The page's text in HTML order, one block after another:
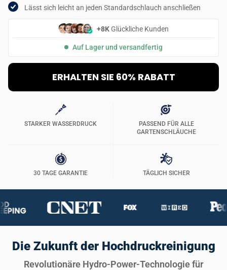
Lässt sich leicht an jeden Standardschlauch anschließen
+8KGlückliche Kunden
Auf Lager und versandfertig
ERHALTEN SIE 60% RABATT
STARKER WASSERDRUCK
PASSEND FÜR ALLE
GARTENSCHLÄUCHE
30 TAGE GARANTIE TÄGLICH SICHER
Die Zukunft der Hochdruckreinigung
Revolutionäre Hydro-Power-Technologie für